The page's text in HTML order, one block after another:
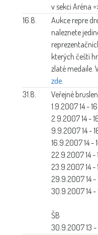
v sekci Aréna
16.8.
Aukce repre
naleznete
kterých čeští
zlaté medaile.
zde
31.8.
Veřejné
1.9.2007 14 -
2.9.2007 14 -
9.9.2007 14 -
16.9.2007 14 -
22.9.2007 14 -
23.9.2007 14 -
29.9.2007 14 -
30.9.2007 14 -
ŠB
30.9.2007 13 -